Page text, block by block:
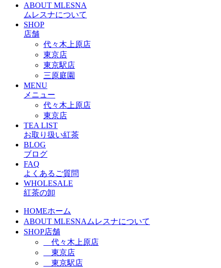
ABOUT MLESNA
ムレスナについて
SHOP
店舗
代々木上原店
東京店
東京駅店
三原庭園
MENU
メニュー
代々木上原店
東京店
TEA LIST
お取り扱い紅茶
BLOG
ブログ
FAQ
よくあるご質問
WHOLESALE
紅茶の卸
HOMEホーム
ABOUT MLESNA ムレスナについて
SHOP店舗
代々木上原店
東京店
東京駅店